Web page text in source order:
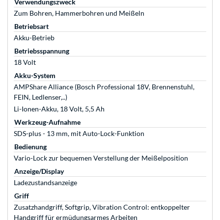
Verwendungszweck
Zum Bohren, Hammerbohren und Meißeln
Betriebsart
Akku-Betrieb
Betriebsspannung
18 Volt
Akku-System
AMPShare Alliance (Bosch Professional 18V, Brennenstuhl,
FEIN, Ledlenser,..)
Li-Ionen-Akku, 18 Volt, 5,5 Ah
Werkzeug-Aufnahme
SDS-plus - 13 mm, mit Auto-Lock-Funktion
Bedienung
Vario-Lock zur bequemen Verstellung der Meißelposition
Anzeige/Display
Ladezustandsanzeige
Griff
Zusatzhandgriff, Softgrip, Vibration Control: entkoppelter
Handgriff für ermüdungsarmes Arbeiten